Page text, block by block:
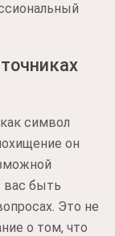
символ
он
вас быть
Это не
о том, что